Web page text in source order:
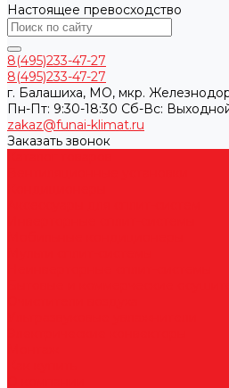
Настоящее превосходство
8(495)233-47-27
8(495)233-47-27
г. Балашиха, МО, мкр.
Пн-Пт: 9:30-18:30 Cб-Вс:
zakaz@funai-klimat.ru
Заказать звонок